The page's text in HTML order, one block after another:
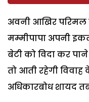
अवनी आखिर परिमल
मम्मीपापा अपनी
बेटी को विदा कर
तो आती रहेगी विवाह
अधिकारबोध शायद